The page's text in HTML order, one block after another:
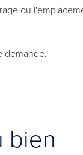
ou
demande.
bien